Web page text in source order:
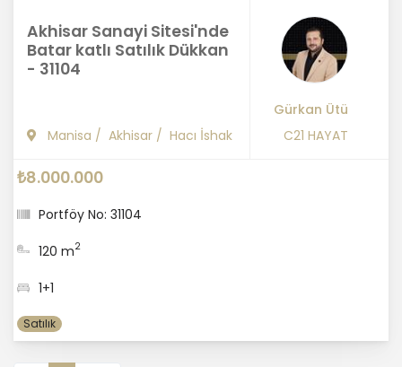
Akhisar Sanayi Sitesi'nde
Batar katlı Satılık Dükkan
- 31104
Manisa / Akhisar / Hacı İshak
Gürkan Ütü
C21 HAYAT
₺8.000.000
Portföy No: 31104
120 m2
1+1
Satılık